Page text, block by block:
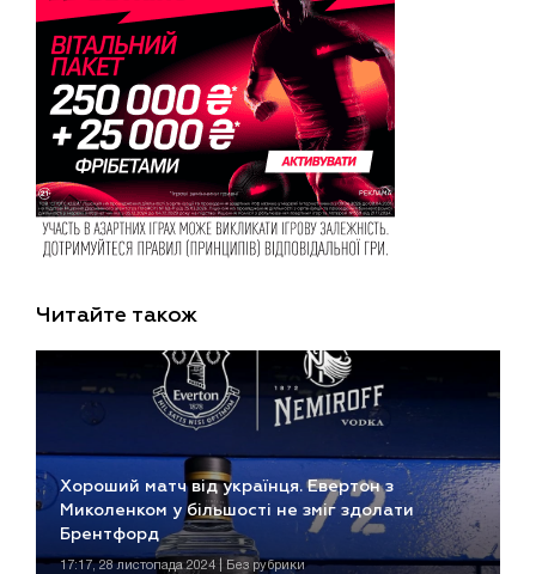
Читайте також
Хороший матч від українця. Евертон з
Миколенком у більшості не зміг здолати
Брентфорд
17:17, 28 листопада 2024 | Без рубрики